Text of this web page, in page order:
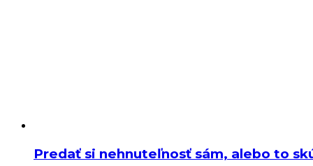
Predať si nehnuteľnosť sám, alebo to